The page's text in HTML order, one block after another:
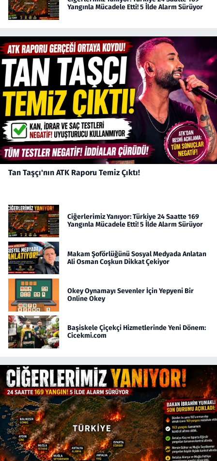
Yangınla Mücadele Etti! 5 İlde Alarm Sürüyor
Tan Taşçı'nın ATK Raporu Temiz Çıktı!
Ciğerlerimiz Yanıyor: Türkiye 24 Saatte 169
Yangınla Mücadele Etti! 5 İlde Alarm Sürüyor
Makam Şoförlüğünü Sosyal Medyada Anlatan
Ali Osman Coşkun Dikkat Çekiyor
Okey Oynamayı Sevenler İçin Yepyeni Bir
Online Okey
Başiskele Çiçekçi Hizmetlerinde Yeni Dönem:
Cicekmi.com